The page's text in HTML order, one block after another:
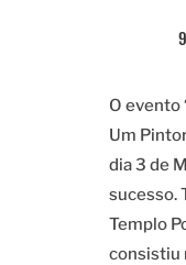
O evento
Um
dia 3 de
sucesso.
Templo
consistiu